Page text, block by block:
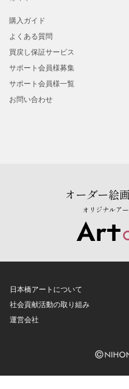
購入ガイド
よくある質問
買戻し保証サービス
サポート会員様募集
サポート会員様一覧
お問い合わせ
オーダー絵
オリジナルア
日本橋アートについて
社会貢献活動の取り組み
運営会社